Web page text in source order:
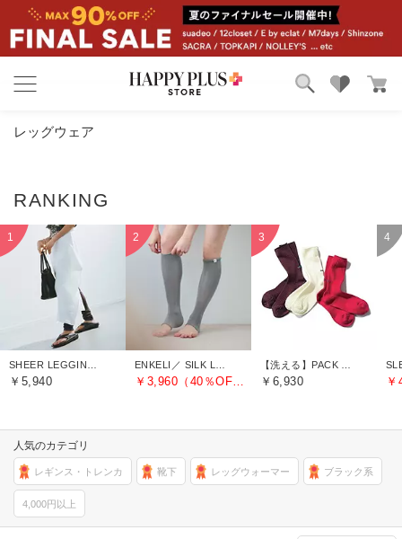
カテゴリ
お気に入り
レッグウェア
￥5,940 ￥3,960（40％OFF） ￥6,930
人気のカテゴリ
レギンス・トレンカ 靴下 レッグウォーマー ブラック系
4,000円以上